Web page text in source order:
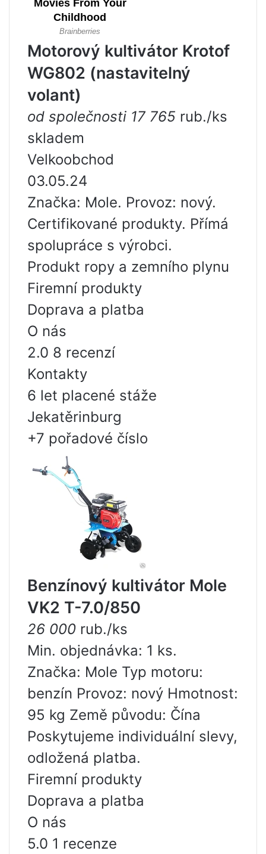
Motorový kultivátor Krotof
WG802 (nastavitelný
volant)
od společnosti 17 765 rub./ks
skladem
Velkoobchod
03.05.24
Značka: Mole. Provoz: nový.
Certifikované produkty. Přímá
spolupráce s výrobci.
Produkt ropy a zemního plynu
Firemní produkty
Doprava a platba
O nás
2.0 8 recenzí
Kontakty
6 let placené stáže
Jekatěrinburg
+7 pořadové číslo
Benzínový kultivátor Mole
VK2 T-7.0/850
26 000 rub./ks
Min. objednávka: 1 ks.
Značka: Mole Typ motoru:
benzín Provoz: nový Hmotnost:
95 kg Země původu: Čína
Poskytujeme individuální slevy,
odložená platba.
Firemní produkty
Doprava a platba
O nás
5.0 1 recenze